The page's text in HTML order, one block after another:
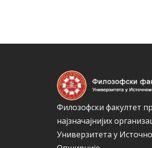
Филозофски факултет
најзначајнијих
Универзитета у